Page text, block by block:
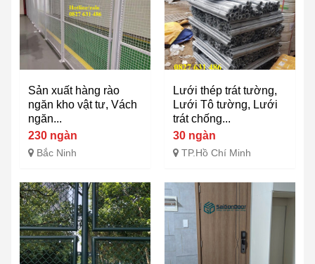
Sản xuất hàng rào
ngăn kho vật tư, Vách
ngăn...
230 ngàn
Bắc Ninh
Lưới thép trát tường,
Lưới Tô tường, Lưới
trát chống...
30 ngàn
TP.Hồ Chí Minh